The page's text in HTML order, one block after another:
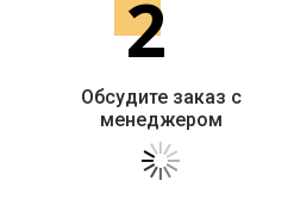
2
Обсудите заказ с
менеджером